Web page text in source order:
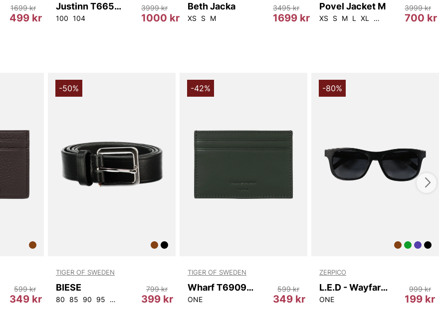
48 50 54
499 kr
1699 kr Justinn T66543 172
100 104 1000 kr
3999 kr Beth Jacka
XS S M 1699 kr
3495 kr Povel Jacket M
XS S M L XL 2XL 700 kr
3999 kr
349 kr
599 kr
-50%
TIGER OF SWEDEN
BIESE
80 85 90 95 100 399 kr
799 kr
-42%
TIGER OF SWEDEN
Wharf T69097 403
ONE 349 kr
599 kr
-80%
ZERPICO
L.E.D - Wayfarer
ONE 199 kr
999 kr